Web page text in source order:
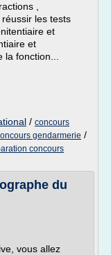
,
les tests
et
et
fonction...
/ concours
gendarmerie /
concours
du
vous allez